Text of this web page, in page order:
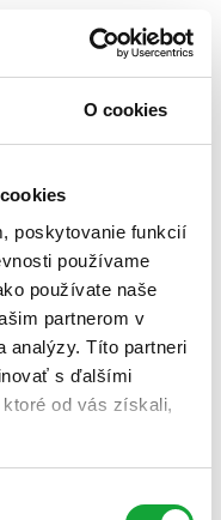
O cookies
poskytovanie funkcií
používame
používate naše
partnerom v
analýzy. Títo partneri
s ďalšími
od vás získali,